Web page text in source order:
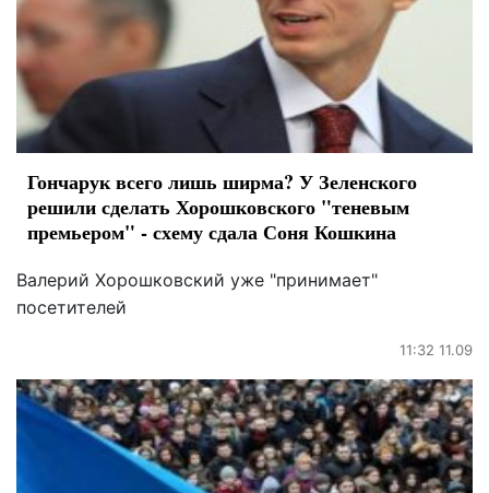
Гончарук всего лишь ширма? У Зеленского
решили сделать Хорошковского "теневым
премьером" - схему сдала Соня Кошкина
Валерий Хорошковский уже "принимает"
посетителей
11:32 11.09